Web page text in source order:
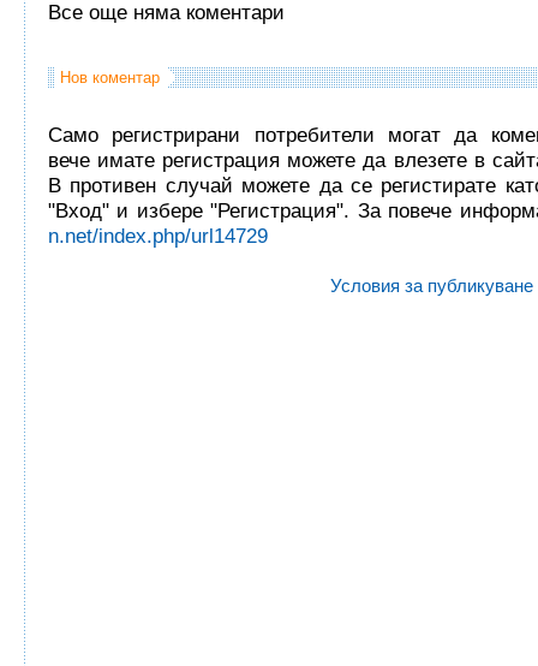
Все още няма коментари
Нов коментар
Само регистрирани потребители могат да
вече имате регистрация можете да влезете в
В противен случай можете да се регистирате
"Вход" и избере "Регистрация". За повече
n.net/index.php/url14729
Условия за